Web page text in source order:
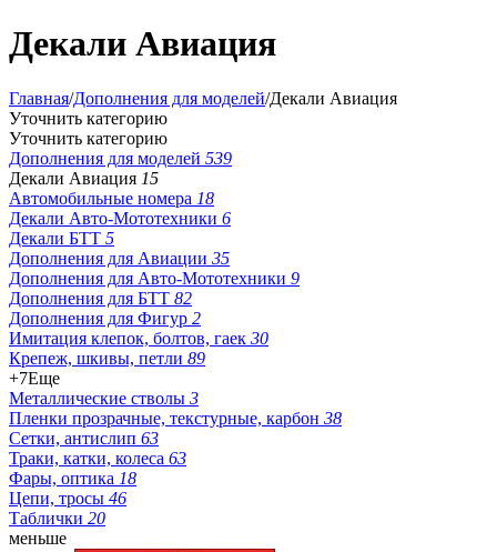
Декали Авиация
Главная/Дополнения для моделей/Декали Авиация
Уточнить категорию
Уточнить категорию
Дополнения для моделей 539
Декали Авиация 15
Автомобильные номера 18
Декали Авто-Мототехники 6
Декали БТТ 5
Дополнения для Авиации 35
Дополнения для Авто-Мототехники 9
Дополнения для БТТ 82
Дополнения для Фигур 2
Имитация клепок, болтов, гаек 30
Крепеж, шкивы, петли 89
+7Еще
Металлические стволы 3
Пленки прозрачные, текстурные, карбон 38
Сетки, антислип 63
Траки, катки, колеса 63
Фары, оптика 18
Цепи, тросы 46
Таблички 20
меньше